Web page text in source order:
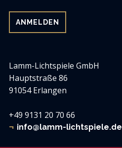
Lamm-Lichtspiele GmbH
Hauptstraße 86
91054 Erlangen
+49 9131 20 70 66
info@lamm-lichtspiele.de